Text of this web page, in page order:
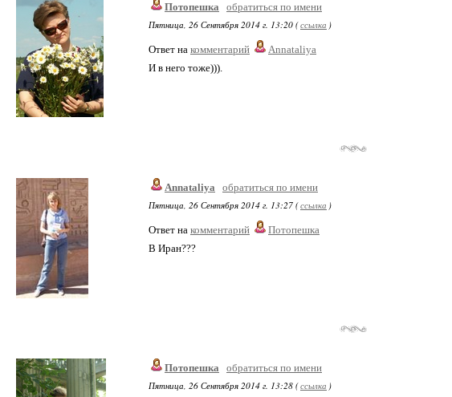
Потопешка
обратиться по имени
Пятница, 26 Сентября 2014 г. 13:20 (ссылка )
Ответ на комментарий
Annataliya
И в него тоже))).
Annataliya
обратиться по имени
Пятница, 26 Сентября 2014 г. 13:27 (ссылка )
Ответ на комментарий
Потопешка
В Иран???
Потопешка
обратиться по имени
Пятница, 26 Сентября 2014 г. 13:28 (ссылка )